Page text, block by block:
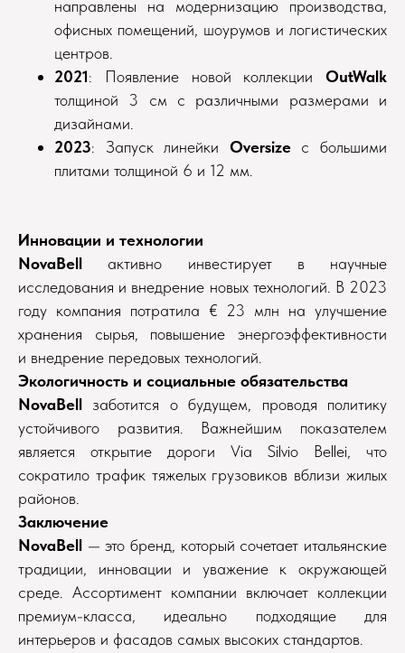
направлены на модернизацию производства,
офисных помещений, шоурумов и логистических
центров.
2021: Появление новой коллекции OutWalk
толщиной 3 см с различными размерами и
дизайнами.
2023: Запуск линейки Oversizeс большими
плитами толщиной 6 и 12 мм.
Инновации и технологии
NovaBell активно инвестирует в научные
исследования и внедрение новых технологий. В 2023
году компания потратила € 23 млн на улучшение
хранения сырья, повышение энергоэффективности
и внедрение передовых технологий.
Экологичность и социальные обязательства
NovaBell заботится о будущем, проводя политику
устойчивого развития. Важнейшим показателем
является открытие дороги Via Silvio Bellei, что
сократило трафик тяжелых грузовиков вблизи жилых
районов.
Заключение
NovaBell — это бренд, который сочетает итальянские
традиции, инновации и уважение к окружающей
среде. Ассортимент компании включает коллекции
премиум-класса, идеально подходящие для
интерьеров и фасадов самых высоких стандартов.